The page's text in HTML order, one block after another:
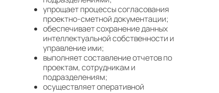
упрощает процессы согласования
проектно-сметной документации;
обеспечивает сохранение данных
интеллектуальной собственности и
управление ими;
выполняет составление отчетов по
проектам, сотрудникам и
подразделениям;
осуществляет оперативной